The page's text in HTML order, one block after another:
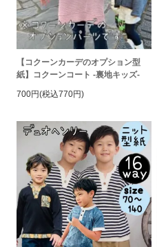
【コクーンカーデのオプション型
紙】コクーンコート -裏地キッズ-
700円(税込770円)